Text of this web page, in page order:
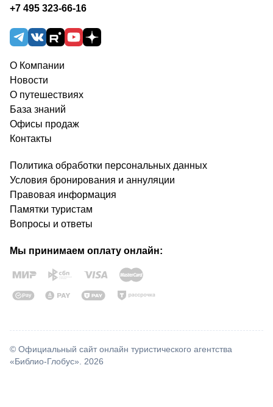
+7 495 323-66-16
О Компании
Новости
О путешествиях
База знаний
Офисы продаж
Контакты
Политика обработки персональных данных
Условия бронирования и аннуляции
Правовая информация
Памятки туристам
Вопросы и ответы
Мы принимаем оплату онлайн:
© Официальный сайт онлайн туристического агентства
«Библио-Глобус». 2026